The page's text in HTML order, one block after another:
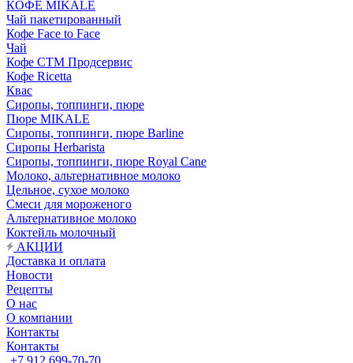
КОФЕ MIKALE
Чай пакетированный
Кофе Face to Face
Чай
Кофе СТМ Продсервис
Кофе Ricetta
Квас
Сиропы, топпинги, пюре
Пюре MIKALE
Сиропы, топпинги, пюре Barline
Сиропы Herbarista
Сиропы, топпинги, пюре Royal Cane
Молоко, альтернативное молоко
Цельное, сухое молоко
Смеси для мороженого
Альтернативное молоко
Коктейль молочный
АКЦИИ
Доставка и оплата
Новости
Рецепты
О нас
О компании
Контакты
Контакты
+7 912 699-70-70